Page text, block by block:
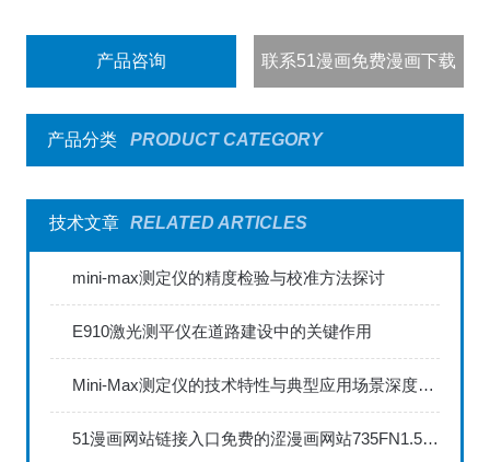
产品咨询 联系51漫画免费漫画下载
产品分类 PRODUCT CATEGORY
技术文章 RELATED ARTICLES
mini-max测定仪的精度检验与校准方法探讨
E910激光测平仪在道路建设中的关键作用
Mini-Max测定仪的技术特性与典型应用场景深度解读
51漫画网站链接入口免费的涩漫画网站735FN1.5正确的校准步骤